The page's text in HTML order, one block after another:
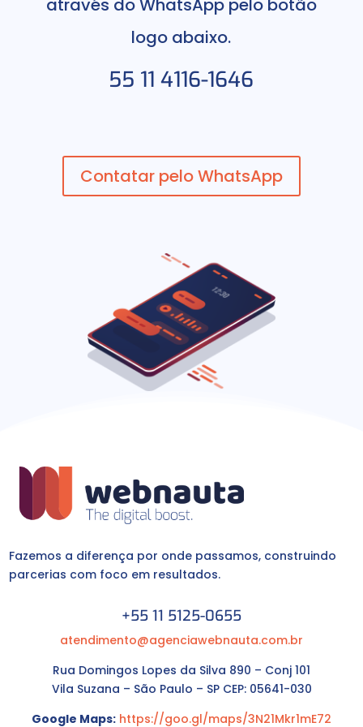
através do WhatsApp pelo botão
logo abaixo.
55 11 4116-1646
Contatar pelo WhatsApp
Fazemos a diferença por onde passamos, construindo
parcerias com foco em resultados.
+55 11 5125-0655
atendimento@agenciawebnauta.com.br
Rua Domingos Lopes da Silva 890 – Conj 101
Vila Suzana – São Paulo – SP CEP: 05641-030
Google Maps: https://goo.gl/maps/3N21Mkr1mE72